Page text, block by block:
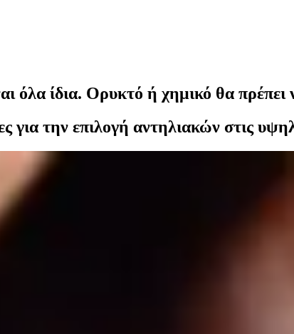
όλα ίδια. Ορυκτό ή χημικό θα
για την επιλογή αντηλιακών στις